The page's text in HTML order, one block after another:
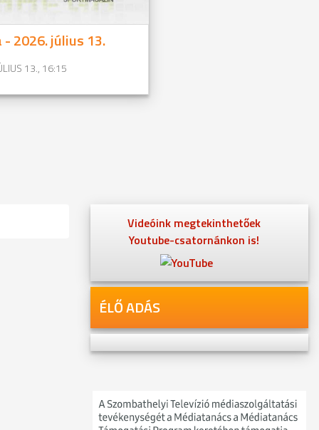
- 2026. július 13.
13., 16:15
Videóink megtekinthetőek
Youtube-csatornánkon is!
ÉLŐ ADÁS